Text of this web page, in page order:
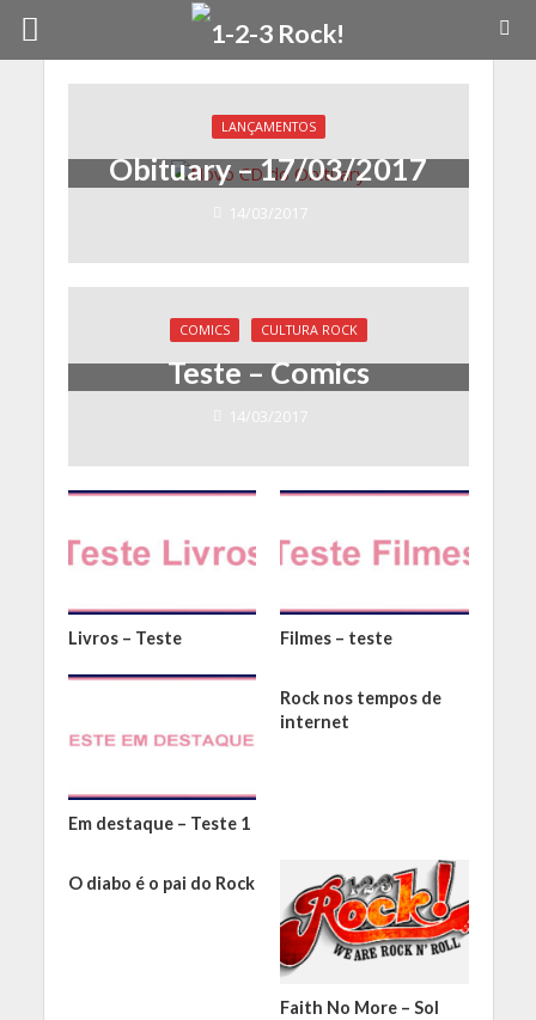
LANÇAMENTOS
Obituary – 17/03/2017
14/03/2017
COMICS CULTURA ROCK
Teste – Comics
14/03/2017
Livros – Teste Filmes – teste
Em destaque – Teste 1
Rock nos tempos de
internet
O diabo é o pai do Rock
Faith No More – Sol